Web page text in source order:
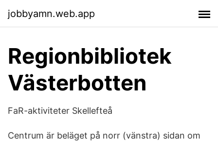
jobbyamn.web.app
Regionbibliotek
Västerbotten
FaR-aktiviteter Skellefteå
Centrum är beläget på norr (vänstra) sidan om